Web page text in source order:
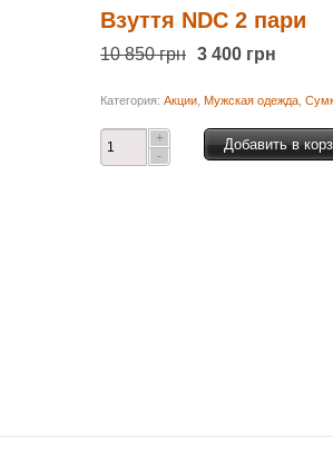
Взуття NDC 2 пари
10 850 грн 3 400 грн
Категория: Акции Мужская одежда
Добавить в